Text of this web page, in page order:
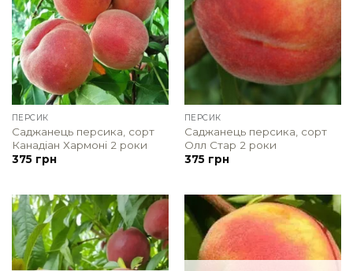
ПЕРСИК
Саджанець персика, сорт
Канадіан Хармоні 2 роки
375 грн
ПЕРСИК
Саджанець персика, сорт
Олл Стар 2 роки
375 грн